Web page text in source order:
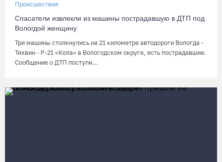
Происшествия
Спасатели извлекли из машины пострадавшую в ДТП под
Вологдой женщину
Три машины столкнулись на 21 километре автодороги Вологда -
Тихвин - Р-21 «Кола» в Вологодском округе, есть пострадавшие.
Сообщение о ДТП поступи...